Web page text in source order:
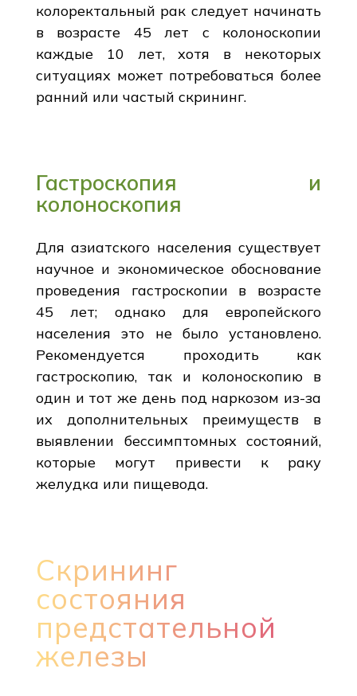
колоректальный рак следует начинать
в возрасте 45 лет с колоноскопии
каждые 10 лет, хотя в некоторых
ситуациях может потребоваться более
ранний или частый скрининг.
Гастроскопия и
колоноскопия
Для азиатского населения существует
научное и экономическое обоснование
проведения гастроскопии в возрасте
45 лет; однако для европейского
населения это не было установлено.
Рекомендуется проходить как
гастроскопию, так и колоноскопию в
один и тот же день под наркозом из-за
их дополнительных преимуществ в
выявлении бессимптомных состояний,
которые могут привести к раку
желудка или пищевода.
Скрининг
состояния
предстательной
железы